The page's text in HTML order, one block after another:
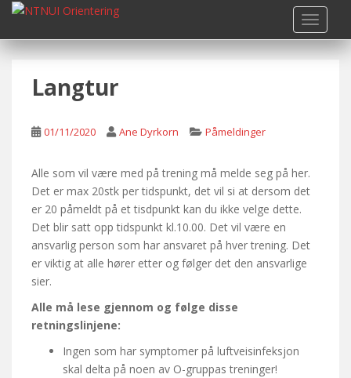
i
Langtur
01/11/2020 Ane Dyrkorn Påmeldinger
Alle som vil være med på trening må melde seg på her.
Det er max 20stk per tidspunkt, det vil si at dersom det
er 20 påmeldt på et tisdpunkt kan du ikke velge dette.
Det blir satt opp tidspunkt kl.10.00. Det vil være en
ansvarlig person som har ansvaret på hver trening. Det
er viktig at alle hører etter og følger det den ansvarlige
sier.
Alle må lese gjennom og følge disse
retningslinjene:
Ingen som har symptomer på luftveisinfeksjon
skal delta på noen av O-gruppas treninger!